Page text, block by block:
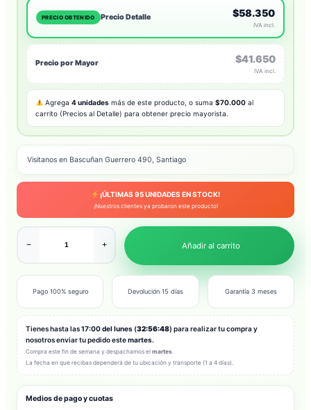
PRECIO OBTENIDO Precio Detalle $58.350
IVA incl.
Precio por Mayor $41.650
IVA incl.
Agrega4 unidades más de este producto, o suma$70.000 al
carrito (Precios al Detalle) para obtener precio mayorista.
Visitanos en Bascuñan Guerrero 490, Santiago
¡ÚLTIMAS95UNIDADES EN STOCK!
¡Nuestros clientes ya probaron este producto!
− + Añadir al carrito
Pago 100% seguro Devolución 15 días Garantía 3 meses
Tienes hasta las17:00 del lunes (32:56:46) para realizar tu compra y
nosotros enviar tu pedido estemartes.
Compra este fin de semana y despachamos el martes
La fecha en que recibas dependerá de tu ubicación y transporte (1 a 4 días).
Medios de pago y cuotas